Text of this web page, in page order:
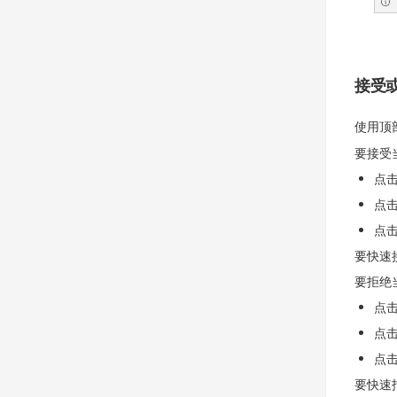
接受
使用顶
要接受
点
点
点
要快速
要拒绝
点
点
点
要快速